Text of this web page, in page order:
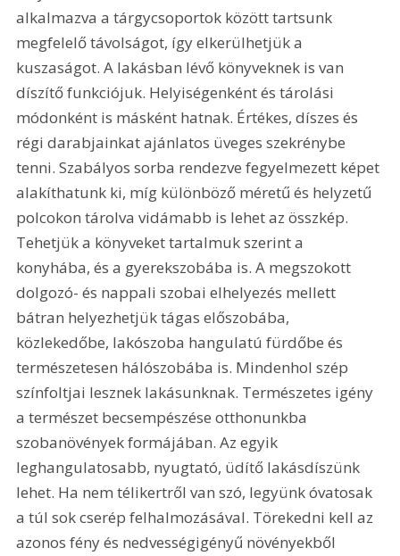
alkalmazva a tárgycsoportok között tartsunk
megfelelő távolságot, így elkerülhetjük a
kuszaságot. A lakásban lévő könyveknek is van
díszítő funkciójuk. Helyiségenként és tárolási
módonként is másként hatnak. Értékes, díszes és
régi darabjainkat ajánlatos üveges szekrénybe
tenni. Szabályos sorba rendezve fegyelmezett képet
alakíthatunk ki, míg különböző méretű és helyzetű
polcokon tárolva vidámabb is lehet az összkép.
Tehetjük a könyveket tartalmuk szerint a
konyhába, és a gyerekszobába is. A megszokott
dolgozó- és nappali szobai elhelyezés mellett
bátran helyezhetjük tágas előszobába,
közlekedőbe, lakószoba hangulatú fürdőbe és
természetesen hálószobába is. Mindenhol szép
színfoltjai lesznek lakásunknak. Természetes igény
a természet becsempészése otthonunkba
szobanövények formájában. Az egyik
leghangulatosabb, nyugtató, üdítő lakásdíszünk
lehet. Ha nem télikertről van szó, legyünk óvatosak
a túl sok cserép felhalmozásával. Törekedni kell az
azonos fény és nedvességigényű növényekből